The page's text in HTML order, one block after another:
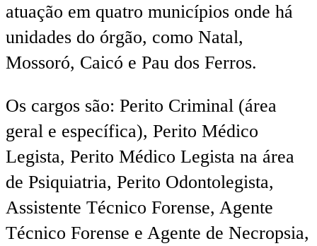
atuação em quatro municípios onde há
unidades do órgão, como Natal,
Mossoró, Caicó e Pau dos Ferros.
Os cargos são: Perito Criminal (área
geral e específica), Perito Médico
Legista, Perito Médico Legista na área
de Psiquiatria, Perito Odontolegista,
Assistente Técnico Forense, Agente
Técnico Forense e Agente de Necropsia,